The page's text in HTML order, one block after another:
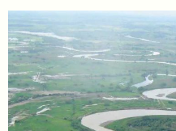
Transparencia
Servcio al Ciudadano
Participa